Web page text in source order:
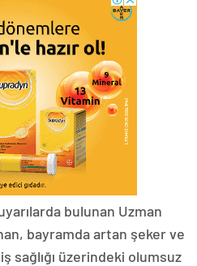
bulunan Uzman
bayramda artan şeker ve
sağlığı üzerindeki olumsuz